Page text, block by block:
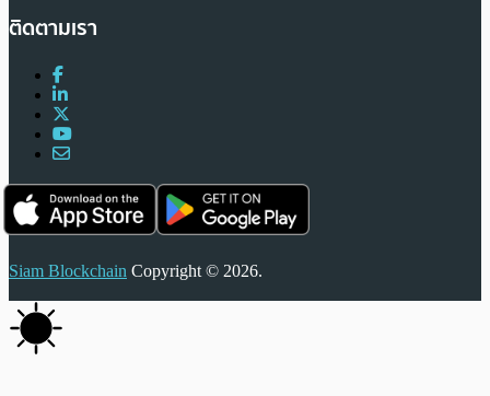
ติดตามเรา
Siam Blockchain Copyright © 2026.